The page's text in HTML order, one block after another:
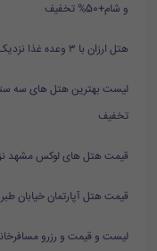
و شام+50% تخفیف
هتل ارزان با ۳ وعده غذا نزدیک حرم امام رضا | رزرو هتل ارزان مشهد+50%
تخفیف
قیمت هتل های لوکس مشهد
قیمت هتل آپارتمان خیابان طبرسی
لیست و قیمت و رزرو